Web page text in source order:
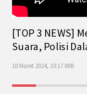
[TOP 3 NEWS]
Suara, Polisi
10 Maret 2024, 23:17 WIB